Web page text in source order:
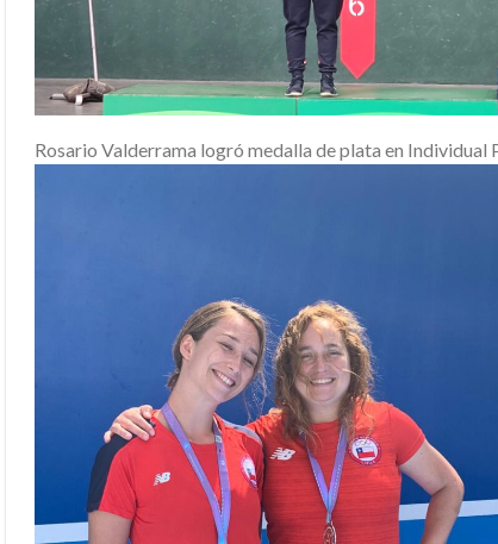
Rosario Valderrama logró medalla de plata en Individual